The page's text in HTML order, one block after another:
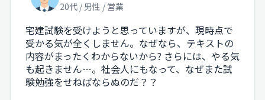
20代 / 男性 / 営業
宅建試験を受けようと思っていますが、現時点で
受かる気が全くしません。なぜなら、テキストの
内容がまったくわからないから? さらには、やる気
も起きません…。社会人にもなって、なぜまた試
験勉強をせねばならぬのだ？？